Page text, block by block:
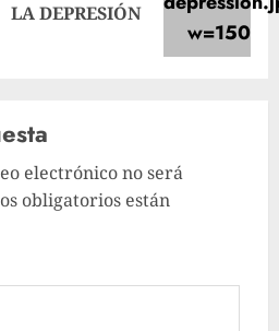
LA DEPRESIÓN
electrónico no será
obligatorios están